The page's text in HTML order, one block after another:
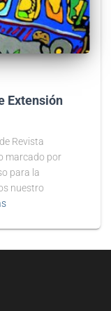
Extensión
Revista
marcado por
para la
nuestro